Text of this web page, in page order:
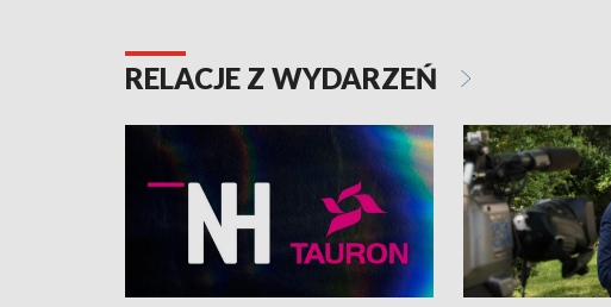
RELACJE Z WYDARZEŃ